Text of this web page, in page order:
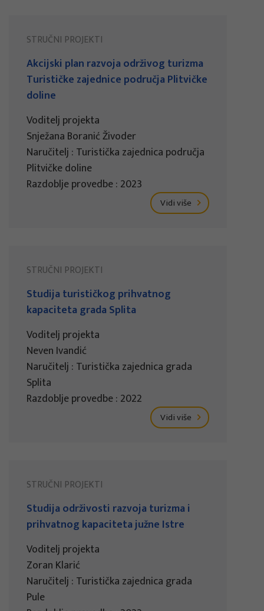
STRUČNI PROJEKTI
Akcijski plan razvoja održivog turizma
Turističke zajednice područja Plitvičke
doline
Voditelj projekta
Snježana Boranić Živoder
Naručitelj : Turistička zajednica područja
Plitvičke doline
Razdoblje provedbe : 2023
Vidi više
STRUČNI PROJEKTI
Studija turističkog prihvatnog
kapaciteta grada Splita
Voditelj projekta
Neven Ivandić
Naručitelj : Turistička zajednica grada
Splita
Razdoblje provedbe : 2022
Vidi više
STRUČNI PROJEKTI
Studija održivosti razvoja turizma i
prihvatnog kapaciteta južne Istre
Voditelj projekta
Zoran Klarić
Naručitelj : Turistička zajednica grada
Pule